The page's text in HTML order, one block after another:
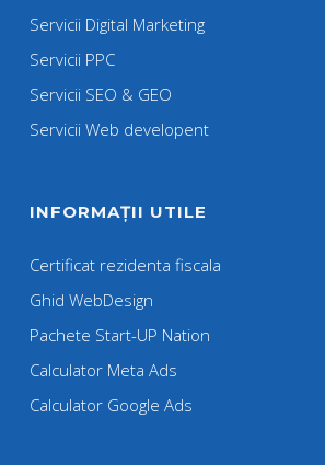
Servicii Digital Marketing
Servicii PPC
Servicii SEO & GEO
Servicii Web developent
INFORMAȚII UTILE
Certificat rezidenta fiscala
Ghid WebDesign
Pachete Start-UP Nation
Calculator Meta Ads
Calculator Google Ads